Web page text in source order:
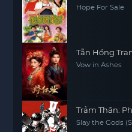
Hope For Sale
Tẫn Hồng
Vow in Ashes
Trảm Thần:
Slay the Gods